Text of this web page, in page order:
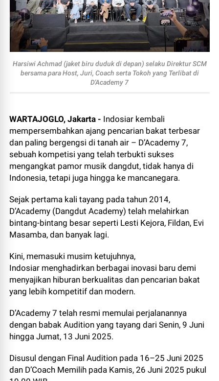
Harsiwi Achmad (jaket biru duduk di depan) selaku Direktur SCM
bersama para Host, Juri, Coach serta Tokoh yang Terlibat di
D'Academy 7
WARTAJOGLO, Jakarta - Indosiar kembali
mempersembahkan ajang pencarian bakat terbesar
dan paling bergengsi di tanah air – D’Academy 7,
sebuah kompetisi yang telah terbukti sukses
mengangkat pamor musik dangdut, tidak hanya di
Indonesia, tetapi juga hingga ke mancanegara.
Sejak pertama kali tayang pada tahun 2014,
D’Academy (Dangdut Academy) telah melahirkan
bintang-bintang besar seperti Lesti Kejora, Fildan, Evi
Masamba, dan banyak lagi.
Kini, memasuki musim ketujuhnya,
Indosiar menghadirkan berbagai inovasi baru demi
menyajikan hiburan berkualitas dan pencarian bakat
yang lebih kompetitif dan modern.
D’Academy 7 telah resmi memulai perjalanannya
dengan babak Audition yang tayang dari Senin, 9 Juni
hingga Jumat, 13 Juni 2025.
Disusul dengan Final Audition pada 16–25 Juni 2025
dan D’Coach Memilih pada Kamis, 26 Juni 2025 pukul